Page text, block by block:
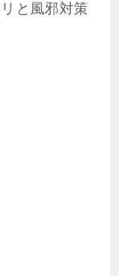
と風邪対策